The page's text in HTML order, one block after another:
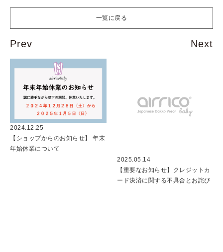
一覧に戻る
2024.12.25
【ショップからのお知らせ】 年末
年始休業について
2025.05.14
【重要なお知らせ】クレジットカ
ード決済に関する不具合とお詫び